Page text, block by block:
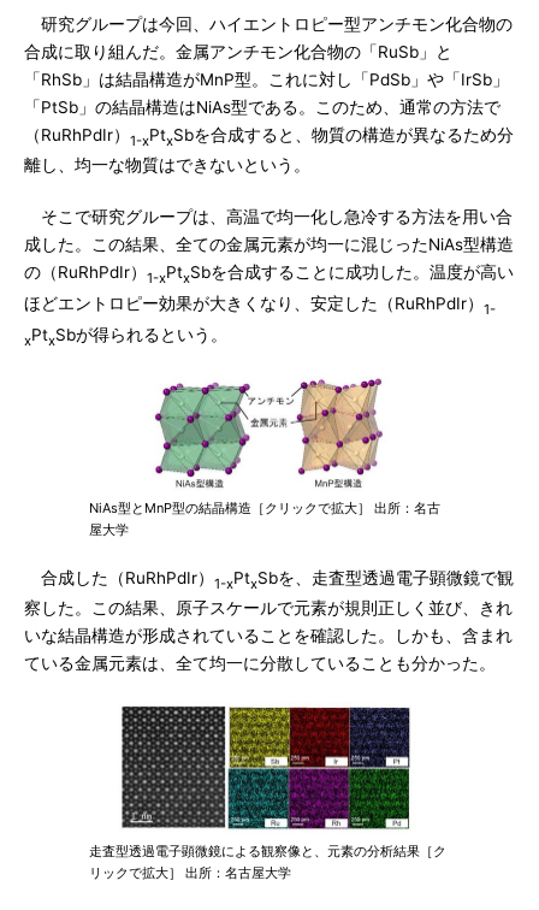
研究グループは今回、ハイエントロピー型アンチモン化合物の
合成に取り組んだ。金属アンチモン化合物の「RuSb」と
「RhSb」は結晶構造がMnP型。これに対し「PdSb」や「IrSb」
「PtSb」の結晶構造はNiAs型である。このため、通常の方法で
（RuRhPdIr） 1-xPtxSbを合成すると、物質の構造が異なるため分
離し、均一な物質はできないという。
そこで研究グループは、高温で均一化し急冷する方法を用い合
成した。この結果、全ての金属元素が均一に混じったNiAs型構造
の（RuRhPdIr） 1-xPtxSbを合成することに成功した。温度が高い
ほどエントロピー効果が大きくなり、安定した（RuRhPdIr） 1-
xPtxSbが得られるという。
NiAs型とMnP型の結晶構造［クリックで拡大］ 出所：名古
屋大学
合成した（RuRhPdIr） 1-xPtxSbを、走査型透過電子顕微鏡で観
察した。この結果、原子スケールで元素が規則正しく並び、きれ
いな結晶構造が形成されていることを確認した。しかも、含まれ
ている金属元素は、全て均一に分散していることも分かった。
走査型透過電子顕微鏡による観察像と、元素の分析結果［ク
リックで拡大］ 出所：名古屋大学